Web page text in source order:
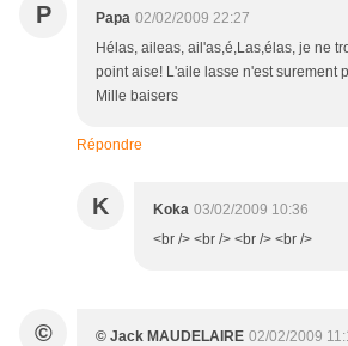
P Papa 02/02/2009 22:27
Hélas, aileas, ail'as,é,Las,élas, je ne
point aise! L'aile lasse n'est surement
Mille baisers
Répondre
K Koka 03/02/2009 10:36
<br /> <br /> <br /> <br />
© © Jack MAUDELAIRE 02/02/2009